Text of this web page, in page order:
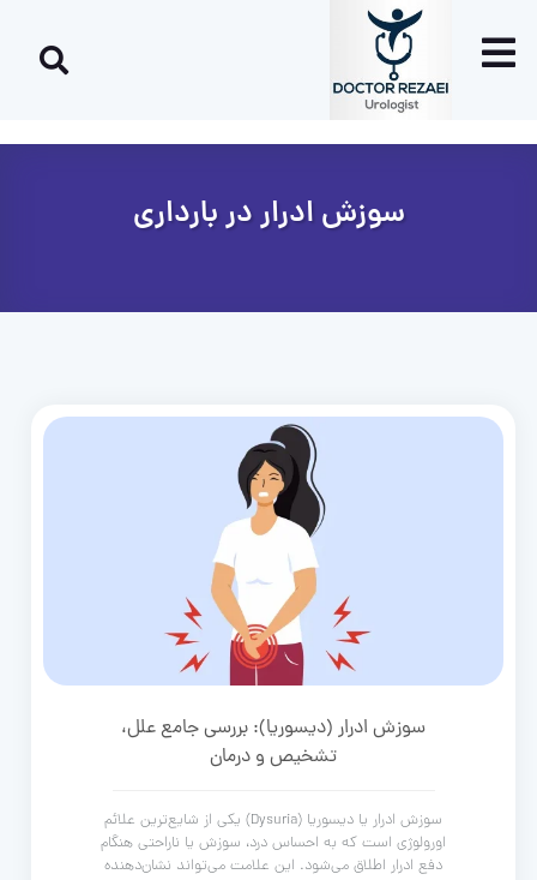
سوزش ادرار در بارداری
سوزش ادرار (دیسوریا): بررسی جامع علل،
تشخیص و درمان
سوزش ادرار یا دیسوریا (Dysuria) یکی از شایع‌ترین علائم
اورولوژی است که به احساس درد، سوزش یا ناراحتی هنگام
دفع ادرار اطلاق می‌شود. این علامت می‌تواند نشان‌دهنده